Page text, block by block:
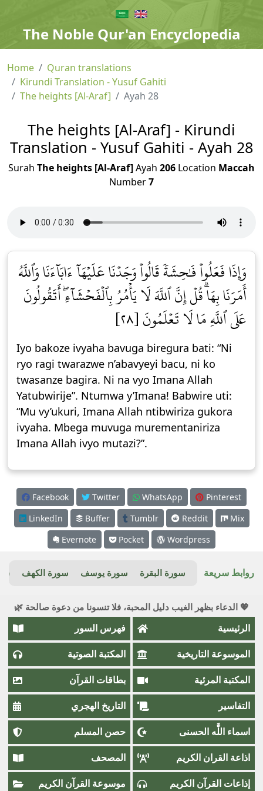
The Noble Qur'an Encyclopedia
Home
Quran translations
Kirundi Translation - Yusuf Gahiti
The heights [Al-Araf]
Ayah 28
The heights [Al-Araf] - Kirundi
Translation - Yusuf Gahiti - Ayah 28
Surah The heights [Al-Araf]Ayah 206 Location Maccah
Number7
وَإِذَا فَعَلُواْ فَٰحِشَةٗ قَالُواْ وَجَدۡنَا عَلَيۡهَآ ءَابَآءَنَا وَٱللَّهُ
أَمَرَنَا بِهَاۗ قُلۡ إِنَّ ٱللَّهَ لَا يَأۡمُرُ بِٱلۡفَحۡشَآءِۖ أَتَقُولُونَ
عَلَى ٱللَّهِ مَا لَا تَعۡلَمُونَ [٢٨]
Iyo bakoze ivyaha bavuga biregura bati: “Ni
ryo ragi twarazwe n’abavyeyi bacu, ni ko
twasanze bagira. Ni na vyo Imana Allah
Yatubwirije”. Ntumwa y’Imana! Babwire uti:
“Mu vy’ukuri, Imana Allah ntibwiriza gukora
ivyaha. Mbega muvuga murementaniriza
Imana Allah ivyo mutazi?”.
Facebook Twitter WhatsApp
Pinterest
LinkedIn
Buffer Tumblr Reddit
Mix
Evernote
Pocket Wordpress
روابط سريعة سورة البقرة سورة يوسف سورة الكهف
💖 الدعاء بظهر الغيب دليل المحبة، فلا تنسونا من دعوة صالحة 🌿
الرئيسية فهرس السور
الموسوعة التاريخية المكتبة الصوتية
المكتبة المرئية بطاقات القرآن
التفاسير التاريخ الهجري
اسماء اللَّٰه الحسنى حصن المسلم
اذاعة القران الكريم المصحف
إذاعات القرآن الكريم موسوعة القرآن الكريم